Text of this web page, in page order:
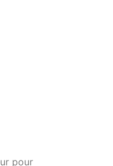
pour